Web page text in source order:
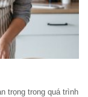
trọng trong quá trình